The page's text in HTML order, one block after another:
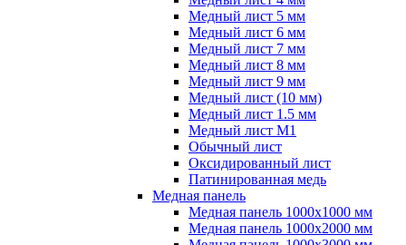
Медный лист 5 мм
Медный лист 6 мм
Медный лист 7 мм
Медный лист 8 мм
Медный лист 9 мм
Медный лист (10 мм)
Медный лист 1.5 мм
Медный лист М1
Обычный лист
Оксидированный лист
Патинированная медь
Медная панель
Медная панель 1000x1000 мм
Медная панель 1000x2000 мм